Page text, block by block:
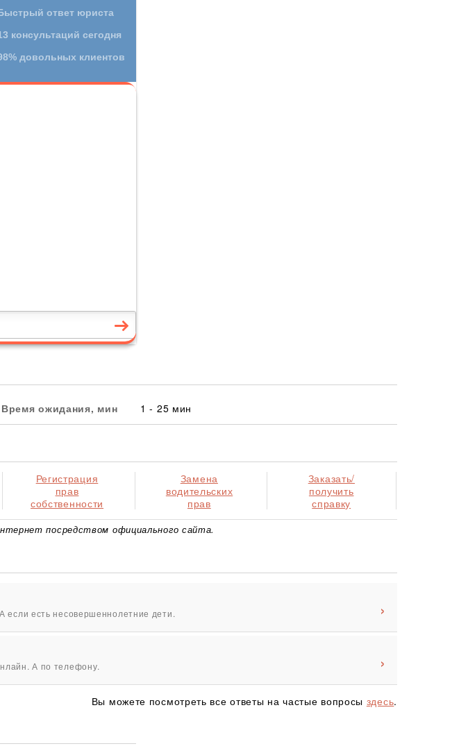
Время ожидания, мин 1 - 25 мин
Регистрация
прав
собственности
Замена
водительских
прав
Заказать/
получить
справку
посредством официального сайта.
есть несовершеннолетние дети.
А по телефону.
Вы можете посмотреть все ответы на частые вопросы здесь.